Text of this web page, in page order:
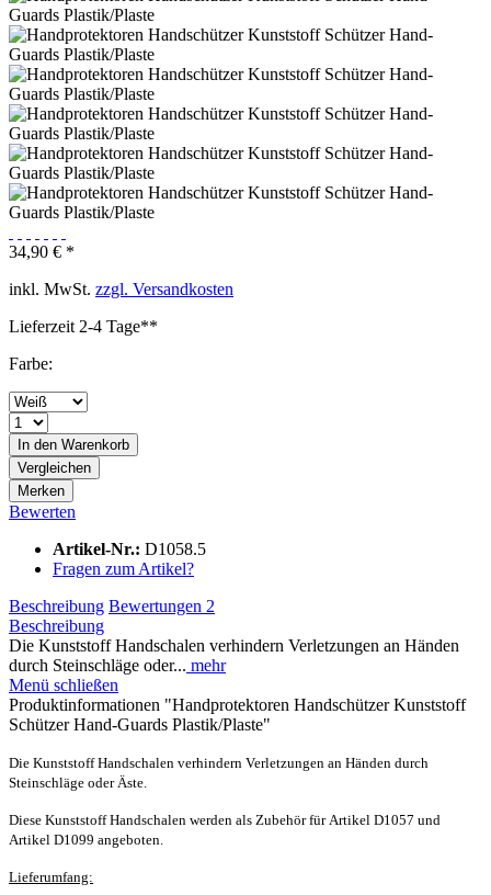
34,90 € *
inkl. MwSt. zzgl. Versandkosten
Lieferzeit 2-4 Tage**
Farbe:
In den Warenkorb
Vergleichen
Merken
Bewerten
Artikel-Nr.: D1058.5
Fragen zum Artikel?
Beschreibung Bewertungen 2
Beschreibung
Die Kunststoff Handschalen verhindern Verletzungen an Händen
durch Steinschläge oder... mehr
Menü schließen
Produktinformationen "Handprotektoren Handschützer Kunststoff
Schützer Hand-Guards Plastik/Plaste"
Die Kunststoff Handschalen verhindern Verletzungen an Händen durch
Steinschläge oder Äste.
Diese Kunststoff Handschalen werden als Zubehör für Artikel D1057 und
Artikel D1099 angeboten.
Lieferumfang: